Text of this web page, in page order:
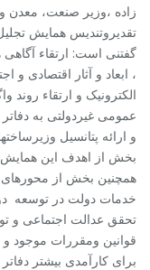
زاده ،وزیر صنعت، معدن
تقدیروتندیس همایش
گفتنی است: ارتقاء
، ابعاد و آثار اقتصادی و
الکترونیک و ارتقاء
عمومی غیردولتی به
و ارائه پتانسیل
بخش از اهدف این
همچنین بخش از
خدمات دولت در توسعه
تحقق عدالت اجتماعی و
قوانین ومقررات موجود
برای کارآمدی بیشتر